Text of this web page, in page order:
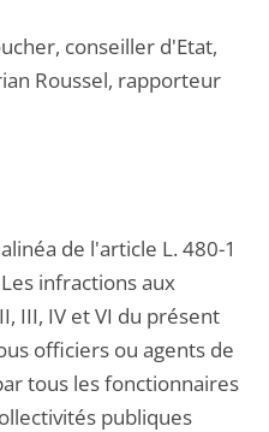
conseiller d'Etat,
Roussel, rapporteur
de l'article L. 480-1
infractions aux
III, IV et VI du présent
officiers ou agents de
tous les fonctionnaires
publiques